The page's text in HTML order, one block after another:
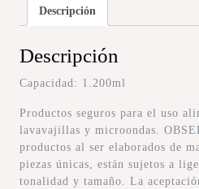
Descripción
Descripción
Capacidad: 1.200ml
Productos seguros para el uso
lavavajillas y microondas.
productos al ser elaborados de
piezas únicas, están sujetos a
tonalidad y tamaño. La